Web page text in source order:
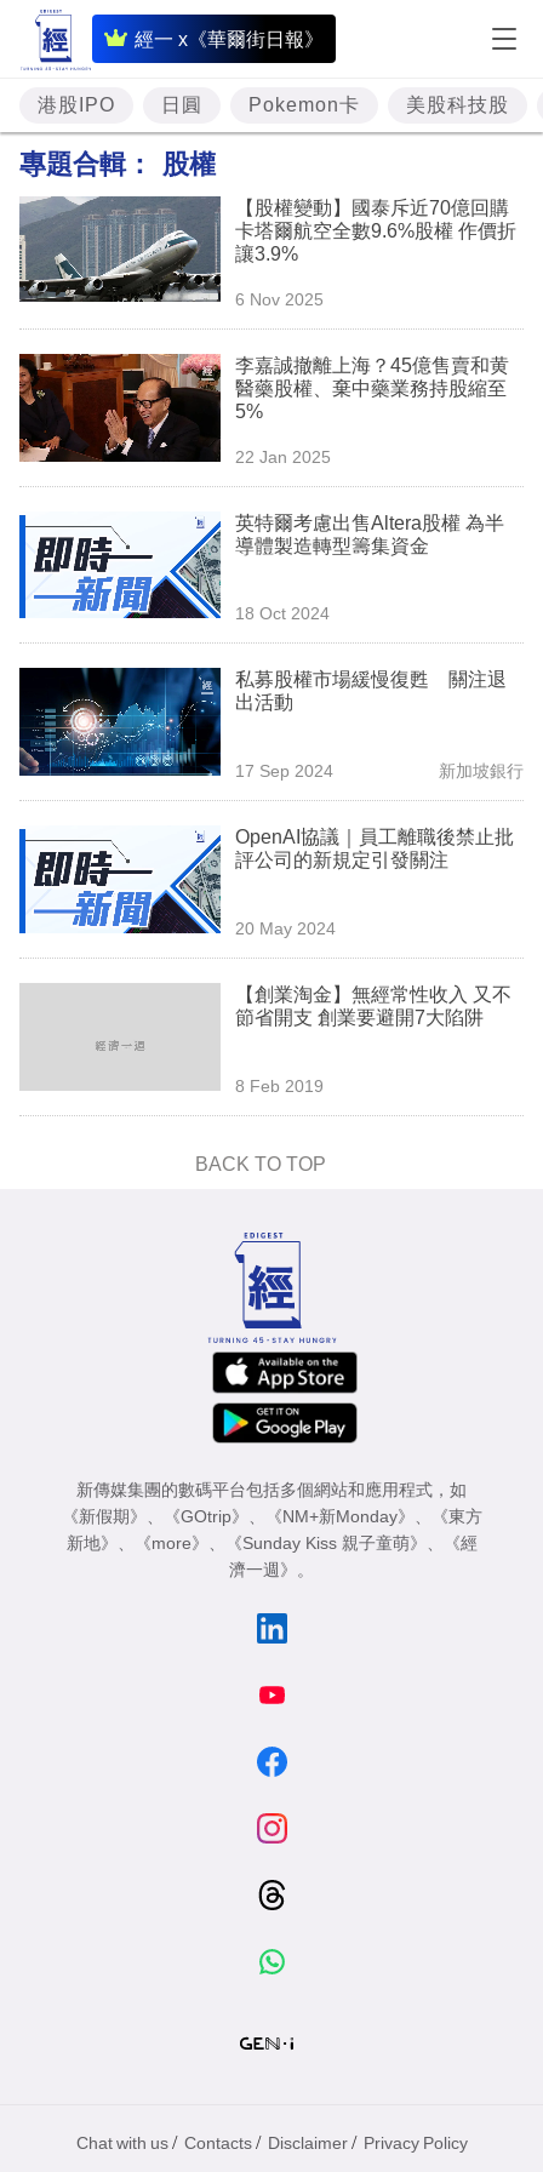
經一 x《華爾街日報》
即
時
財
經
題
投
資
樓
市
理
業
科
技
職
場
生
時
事
欄
港股IPO 日圓 Pokemon卡 美股科技股
專題合輯： 股權
【股權變動】國泰斥近70億回購
卡塔爾航空全數9.6%股權 作價折
讓3.9%
6 Nov 2025
李嘉誠撤離上海？45億售賣和黄
醫藥股權、棄中藥業務持股縮至
5%
22 Jan 2025
英特爾考慮出售Altera股權 為半
導體製造轉型籌集資金
18 Oct 2024
私募股權市場緩慢復甦 關注退
出活動
17 Sep 2024 新加坡銀行
OpenAI協議｜員工離職後禁止批
評公司的新規定引發關注
20 May 2024
【創業淘金】無經常性收入 又不
節省開支 創業要避開7大陷阱
8 Feb 2019
BACK TO TOP
新傳媒集團的數碼平台包括多個網站和應用程式，如
《新假期》
《GOtrip》 《NM+新Monday》
《東方
新地》
《more》 《Sunday Kiss 親子童萌》
《經
濟一週》
。
Chat with us / Contacts / Disclaimer / Privacy Policy